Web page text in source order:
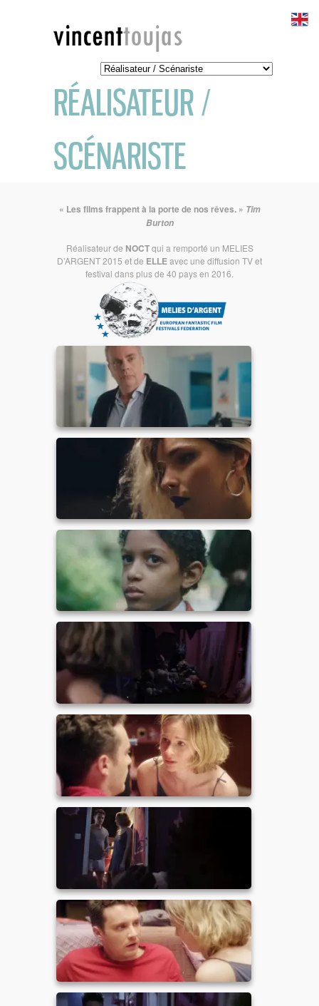
RÉALISATEUR /
SCÉNARISTE
« Les films frappent à la porte de nos rêves.» Tim
Burton
Réalisateur de NOCTqui a remporté un MELIES
D’ARGENT 2015 et de ELLEavec une diffusion TV et
festival dans plus de 40 pays en 2016.